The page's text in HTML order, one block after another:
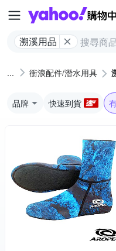
溯溪用品
衝浪配件/潛水用具
品牌 快速到貨